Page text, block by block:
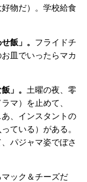
物だ）。学校給食
飯」。 フライドチ
皿でいったらマカ
」。 土曜の夜、零
マ）を止めて、
、インスタントの
ている）がある。
パジャマ姿でぼさ
ック＆チーズだ